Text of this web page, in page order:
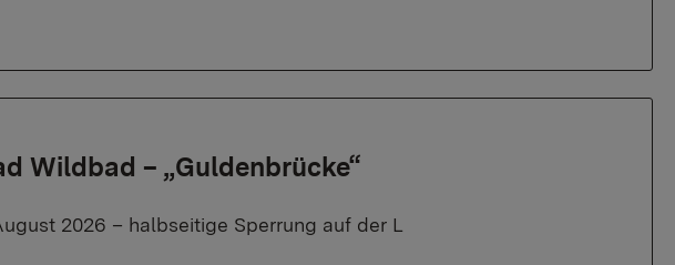
Wildbad – „Guldenbrücke“
2026 – halbseitige Sperrung auf der L